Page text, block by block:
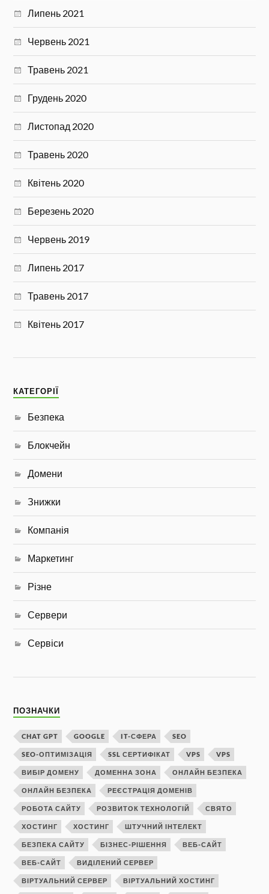
Липень 2021
Червень 2021
Травень 2021
Грудень 2020
Листопад 2020
Травень 2020
Квітень 2020
Березень 2020
Червень 2019
Липень 2017
Травень 2017
Квітень 2017
КАТЕГОРІЇ
Безпека
Блокчейн
Домени
Знижки
Компанія
Маркетинг
Різне
Сервери
Сервіси
ПОЗНАЧКИ
CHAT GPT GOOGLE IT-СФЕРА SEO
SEO-ОПТИМІЗАЦІЯ SSL СЕРТИФІКАТ VPS VPS
ВИБІР ДОМЕНУ ДОМЕННА ЗОНА ОНЛАЙН БЕЗПЕКА
ОНЛАЙН БЕЗПЕКА РЕЄСТРАЦІЯ ДОМЕНІВ
РОБОТА САЙТУ РОЗВИТОК ТЕХНОЛОГІЙ СВЯТО
ХОСТИНГ ХОСТИНГ ШТУЧНИЙ ІНТЕЛЕКТ
БЕЗПЕКА САЙТУ БІЗНЕС-РІШЕННЯ ВЕБ-САЙТ
ВЕБ-САЙТ ВИДІЛЕНИЙ СЕРВЕР
ВІРТУАЛЬНИЙ СЕРВЕР ВІРТУАЛЬНИЙ ХОСТИНГ